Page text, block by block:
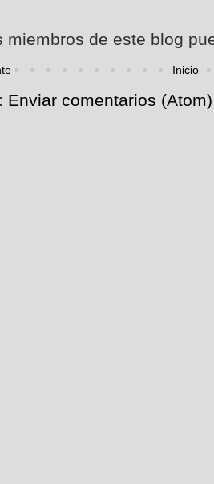
miembros de este blog
Inicio
Enviar comentarios (Atom)